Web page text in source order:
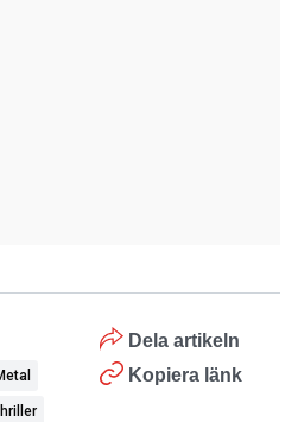
Dela artikeln
Kopiera länk